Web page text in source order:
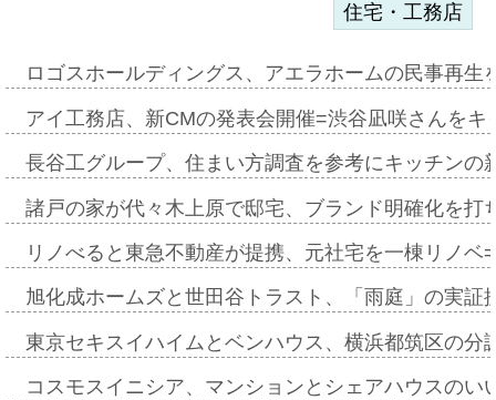
住宅・工務店
ロゴスホールディングス、アエラホームの民事再
アイ工務店、新CMの発表会開催=渋谷凪咲さんを
長谷工グループ、住まい方調査を参考にキッチン
諸戸の家が代々木上原で邸宅、ブランド明確化を
リノべると東急不動産が提携、元社宅を一棟リノ
旭化成ホームズと世田谷トラスト、「雨庭」の実
東京セキスイハイムとベンハウス、横浜都筑区の
コスモスイニシア、マンションとシェアハウスの